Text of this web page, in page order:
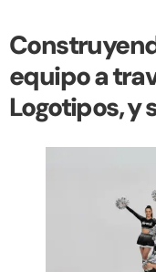
equipo a
Logotipos, y